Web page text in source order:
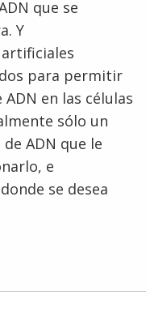
que se
Y
para permitir
en las células
sólo un
ADN que le
e
se desea